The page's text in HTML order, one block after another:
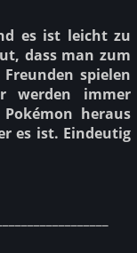
es ist leicht zu
dass man zum
spielen
werden immer
heraus
es ist. Eindeutig